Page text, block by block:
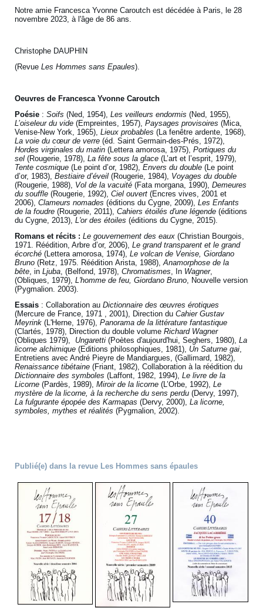
Notre amie Francesca Yvonne Caroutch est décédée à Paris, le 28
novembre 2023, à l'âge de 86 ans.
Christophe DAUPHIN
(RevueLes Hommes sans Epaules).
Oeuvres de Francesca Yvonne Caroutch
Poésie :Soifs (Ned, 1954),Les veilleurs endormis (Ned, 1955),
L’oiseleur du vide (Empreintes, 1957),Paysages provisoires (Mica,
Venise-New York, 1965),Lieux probables (La fenêtre ardente, 1968),
La voie du cœur de verre (éd. Saint Germain-des-Prés, 1972),
Hordes virginales du matin (Lettera amorosa, 1975),Portiques du
sel (Rougerie, 1978),La fête sous la glace (L’art et l’esprit, 1979),
Tente cosmique (Le point d’or, 1982),Envers du double (Le point
d’or, 1983),Bestiaire d’éveil (Rougerie, 1984), Voyages du double
(Rougerie, 1988), Vol de la vacuité (Fata morgana, 1990),Demeures
du souffle (Rougerie, 1992),Ciel ouvert (Encres vives, 2001 et
2006),Clameurs nomades(éditions du Cygne, 2009),Les Enfants
de la foudre (Rougerie, 2011),Cahiers étoilés d'une légende (éditions
du Cygne, 2013),L'or des étoiles (éditions du Cygne, 2015).
Romans et récits : Le gouvernement des eaux (Christian Bourgois,
1971. Réédition, Arbre d’or, 2006),Le grand transparent et le grand
écorché (Lettera amorosa, 1974),Le volcan de Venise, Giordano
Bruno (Retz, 1975. Réédition Arista, 1988),Anamorphose de la
bête, inLjuba, (Belfond, 1978),Chromatismes, In Wagner,
(Obliques, 1979),L'homme de feu, Giordano Bruno, Nouvelle version
(Pygmalion. 2003).
Essais : Collaboration auDictionnaire des œuvres érotiques
(Mercure de France, 1971 , 2001), Direction duCahier Gustav
Meyrink (L'Herne, 1976),Panorama de la littérature fantastique
(Clartés, 1978), Direction du double volumeRichard Wagner
(Obliques 1979), Ungaretti (Poètes d'aujourd'hui, Seghers, 1980),La
licorne alchimique (Editions philosophiques, 1981), Un Saturne gai,
Entretiens avec André Pieyre de Mandiargues, (Gallimard, 1982),
Renaissance tibétaine (Friant, 1982), Collaboration à la réédition du
Dictionnaire des symboles (Laffont, 1982, 1994),Le livre de la
Licorne (Pardès, 1989),Miroir de la licorne (L’Orbe, 1992),Le
mystère de la licorne, à la recherche du sens perdu(Dervy, 1997),
La fulgurante épopée des Karmapas (Dervy, 2000),La licorne,
symboles, mythes et réalités (Pygmalion, 2002).
Publié(e) dans la revue Les Hommes sans épaules